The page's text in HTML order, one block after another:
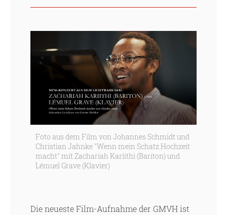
Foto aus dem Film von Johannes Schmidt und
Christian Jahnke "Wenn mein Schatz Hochzeit
macht" mit Zachariah Kariithi (Bariton) und
Lémuel Grave (Klavier)
Die neueste Film-Aufnahme der GMVH ist